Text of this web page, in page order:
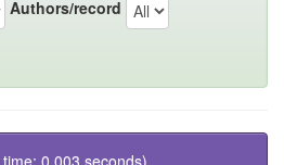
Authors/record
0.003 seconds).